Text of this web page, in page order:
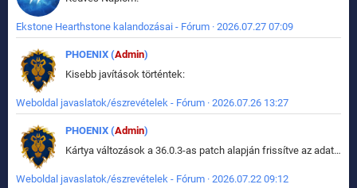
Ekstone Hearthstone kalandozásai - Fórum · 2026.07.27 07:09
PHOENIX (Admin)
Kisebb javítások történtek:
Weboldal javaslatok/észrevételek - Fórum · 2026.07.26 13:27
PHOENIX (Admin)
Kártya változások a 36.0.3-as patch alapján frissítve az adatbázisban (képek is cserélve).
Weboldal javaslatok/észrevételek - Fórum · 2026.07.22 09:12